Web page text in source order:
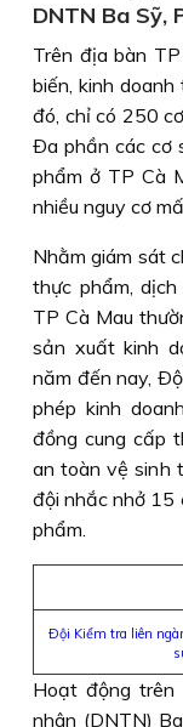
DNTN Ba Sỹ,
Trên địa bàn
biến, kinh
đó, chỉ có 250
Ða phần các cơ
phẩm ở TP Cà
nhiều nguy cơ
Nhằm giám sát
thực phẩm,
TP Cà Mau
sản xuất kinh
năm đến nay,
phép kinh
đồng cung cấp
an toàn vệ sinh
đội nhắc nhở 15
phẩm.
Ðội Kiểm tra liên
Hoạt động trên
nhân (DNTN)